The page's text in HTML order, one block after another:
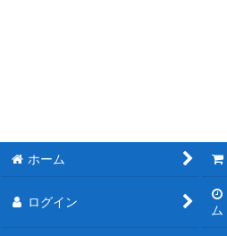
ホーム
ログイン
ム